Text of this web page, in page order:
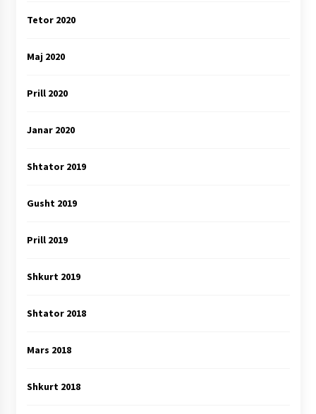
Tetor 2020
Maj 2020
Prill 2020
Janar 2020
Shtator 2019
Gusht 2019
Prill 2019
Shkurt 2019
Shtator 2018
Mars 2018
Shkurt 2018